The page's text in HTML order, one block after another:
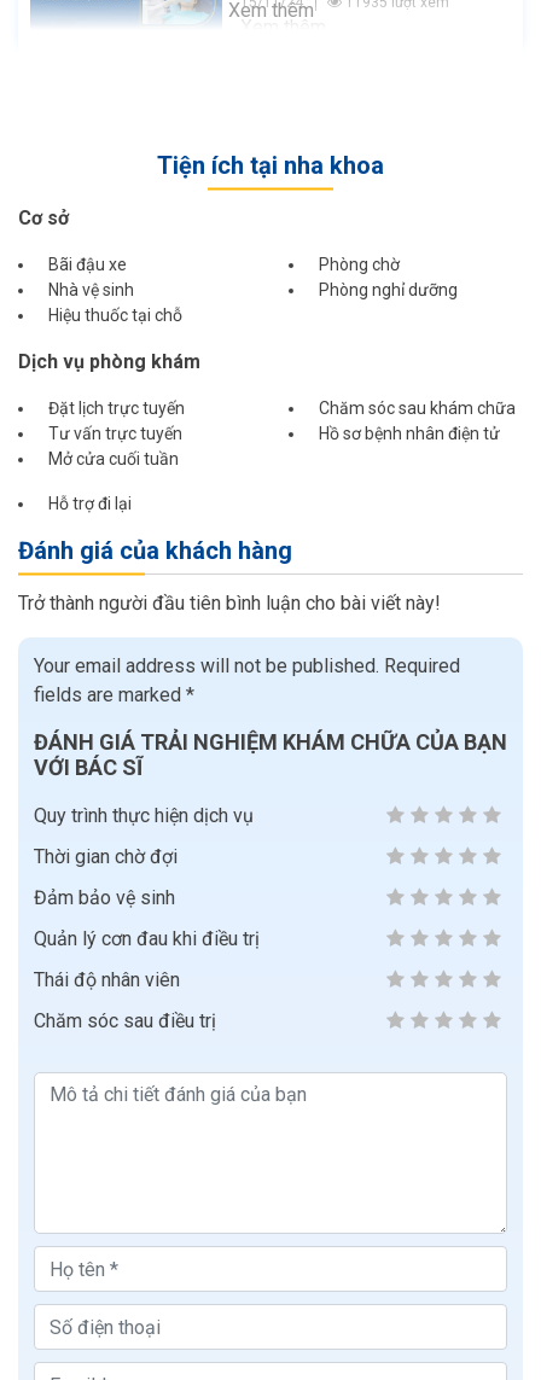
Xem thêm
Xem thêm
Tiện ích tại nha khoa
Cơ sở
Bãi đậu xe
Nhà vệ sinh
Hiệu thuốc tại chỗ
Phòng chờ
Phòng nghỉ dưỡng
Dịch vụ phòng khám
Đặt lịch trực tuyến
Tư vấn trực tuyến
Mở cửa cuối tuần
Chăm sóc sau khám chữa
Hồ sơ bệnh nhân điện tử
Hỗ trợ đi lại
Đánh giá của khách hàng
Trở thành người đầu tiên bình luận cho bài viết này!
Your email address will not be published. Required
fields are marked *
ĐÁNH GIÁ TRẢI NGHIỆM KHÁM CHỮA CỦA BẠN
VỚI BÁC SĨ
Quy trình thực hiện dịch vụ
Thời gian chờ đợi
Đảm bảo vệ sinh
Quản lý cơn đau khi điều trị
Thái độ nhân viên
Chăm sóc sau điều trị